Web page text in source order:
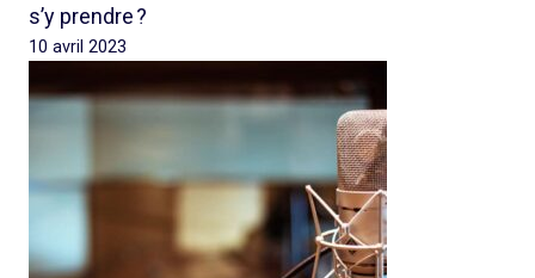
s’y prendre ?
10 avril 2023